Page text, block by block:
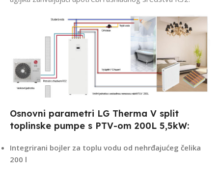
Osnovni parametri LG Therma V split
toplinske pumpe s PTV-om 200L 5,5kW:
Integrirani bojler za toplu vodu od nehrđajućeg čelika
200 l